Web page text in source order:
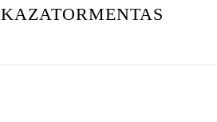
KAZATORMENTAS